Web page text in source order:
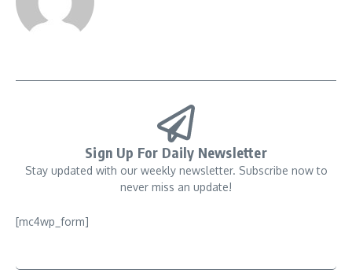
Sign Up For Daily Newsletter
Stay updated with our weekly newsletter. Subscribe now to
never miss an update!
[mc4wp_form]